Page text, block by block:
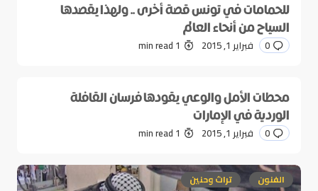
للحمامات في تونس قصة أخرى .. ولهذا يقصدها
السياح من أنحاء العالم
0 فبراير 1, 2015 1 min read
محطات الأمل والوعي يقودها فرسان القافلة
الوردية في الإمارات
0 فبراير 1, 2015 1 min read
الفنون تراث وحنين